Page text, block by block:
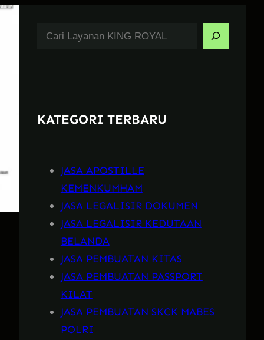
h
KATEGORI TERBARU
JASA APOSTILLE
KEMENKUMHAM
JASA LEGALISIR DOKUMEN
JASA LEGALISIR KEDUTAAN
BELANDA
JASA PEMBUATAN KITAS
JASA PEMBUATAN PASSPORT
KILAT
JASA PEMBUATAN SKCK MABES
POLRI